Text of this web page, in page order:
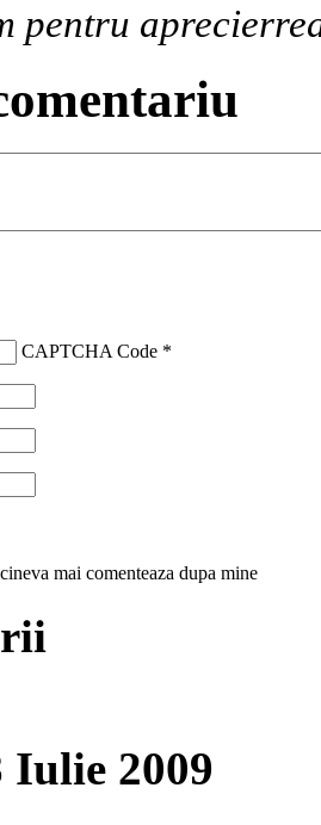
pentru
CAPTCHA Code *
mai comenteaza dupa mine
Iulie 2009